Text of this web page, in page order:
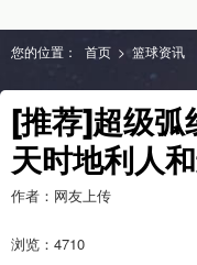
您的位置： 首页 > 篮球资讯
[推荐]超级弧
天时地利人
作者：网友上传
浏览： 4710